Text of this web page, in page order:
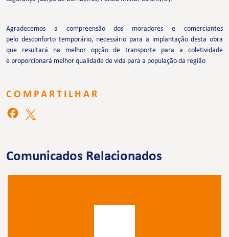
Agradecemos a compreensão dos moradores e comerciantes
pelo desconforto temporário, necessário para a implantação desta obra
que resultará na melhor opção de transporte para a coletividade
e proporcionará melhor qualidade de vida para a população da região
COMPARTILHAR
Comunicados Relacionados